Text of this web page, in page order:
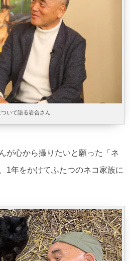
ついて語る岩合さん
が心から撮りたいと願った「ネ
1年をかけてふたつのネコ家族に